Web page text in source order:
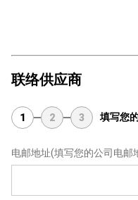
联络供应商
1 2 3 填写您
电邮地址(填写您的公司电邮